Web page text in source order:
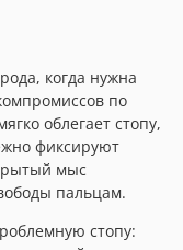
когда нужна
по
облегает стопу,
фиксируют
мыс
пальцам.
стопу: